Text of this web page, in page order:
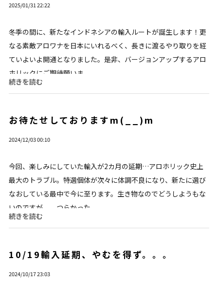
2025/01/31 22:22
冬季の間に、新たなインドネシアの輸入ルートが誕生します！更
なる素敵アロワナを日本にいれるべく、長きに渡るやり取りを経
ていよいよ開通となりました。是非、バージョンアップするアロ
ホリックにご期待願いま...
続きを読む
お待たせしておりますm(__)m
2024/12/03 00:10
今回、楽しみにしていた輸入が2カ月の延期…アロホリック史上
最大のトラブル。特選個体が次々に体調不良になり、新たに選び
なおしている最中で今に至ります。生き物なのでどうしようもな
いのですが。。つらかった...
続きを読む
10/19輸入延期、やむを得ず。。。
2024/10/17 23:03